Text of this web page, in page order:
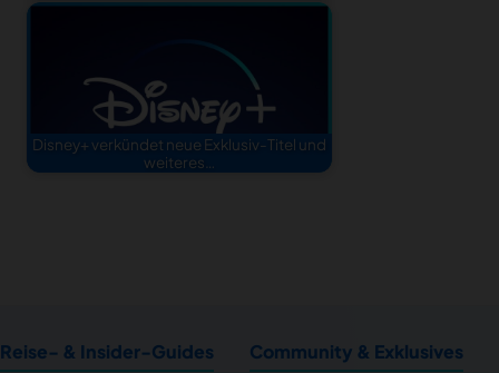
Disney+ verkündet neue Exklusiv-Titel und
weiteres…
Reise- & Insider-Guides Community & Exklusives